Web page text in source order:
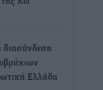
διασύνδεση
Ελλάδα